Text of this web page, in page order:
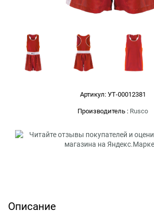
Артикул: УТ-00012381
Производитель : Rusco
Описание